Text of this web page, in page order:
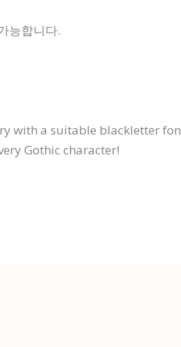
능합니다.
with a suitable blackletter
Gothic character!